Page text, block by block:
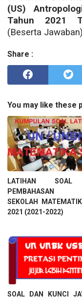
(US)
Tahun 2021
(Beserta
Share :
You may like these
LATIHAN SOAL
PEMBAHASAN
SEKOLAH
2021 (2021-2022)
SOAL DAN KUNCI